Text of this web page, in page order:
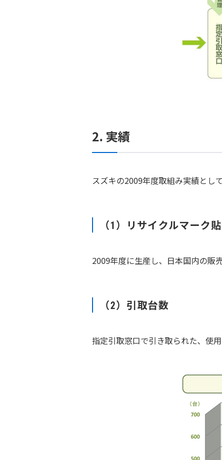
2. 実績
スズキの2009年度取組み実績とし
（1）リサイクルマーク
2009年度に生産し、日本国内の販
（2）引取台数
指定引取窓口で引き取られた、使